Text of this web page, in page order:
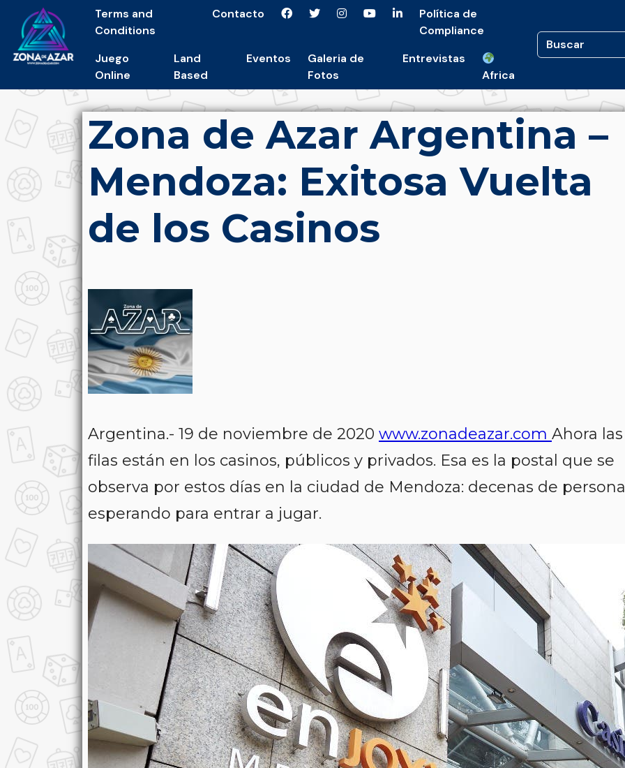
Terms and
Conditions
Contacto
Política de
Compliance
Juego
Online
Land
Based
Eventos
Galeria de
Fotos
Entrevistas
Africa
Zona de Azar Argentina –
Mendoza: Exitosa Vuelta
de los Casinos
Argentina.- 19 de noviembre de 2020 www.zonadeazar.com Ahora las
filas están en los casinos, públicos y privados. Esa es la postal que se
observa por estos días en la ciudad de Mendoza: decenas de
esperando para entrar a jugar.